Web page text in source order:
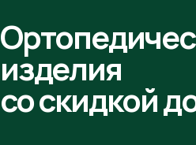
изделия
со скидкой